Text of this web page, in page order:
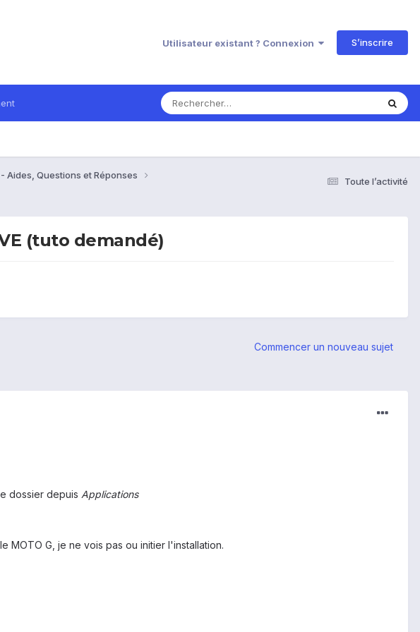
Utilisateur existant ? Connexion S’inscrire
Toute l’activité
Aides, Questions et Réponses
(tuto demandé)
Commencer un nouveau sujet
dossier depuis Applications
MOTO G, je ne vois pas ou initier l'installation.